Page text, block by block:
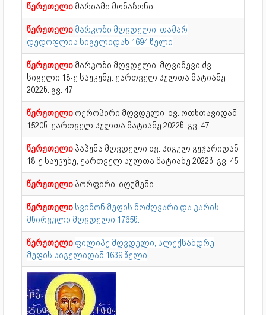
წერეთელი მარიამი მონაზონი
წერეთელი მარკოზი მღვდელი, თამარ
დედოფლის სიგელიდან 1694 წელი
წერეთელი მარკოზი მღვდელი, მღვიმევი ძვ.
სიგელი 18-ე საუკუნე. ქართველ სულთა მატიანე
2022წ. გვ. 47
წერეთელი ოქროპირი მღვდელი ძვ. ოთხთავიდან
1520წ. ქართველ სულთა მატიანე 2022წ. გვ. 47
წერეთელი პაპუნა მღვდელი ძვ. სიგელ გუჯარიდან
18-ე საუკუნე, ქართველ სულთა მატიანე 2022წ. გვ. 45
წერეთელი პორფირი იღუმენი
წერეთელი სვიმონ მეფის მოძღვარი და კარის
მწირველი მღვდელი 1765წ.
წერეთელი ფილიპე მღვდელი, ალექსანდრე
მეფის სიგელიდან 1639 წელი